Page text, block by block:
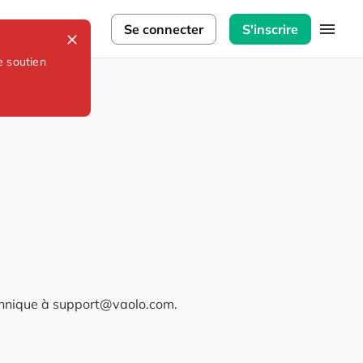
soutien
Se connecter S'inscrire
à support@vaolo.com.